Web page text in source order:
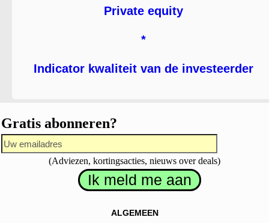
Private equity
*
Indicator kwaliteit van de investeerder
Gratis abonneren?
(Adviezen, kortingsacties, nieuws over deals)
ALGEMEEN